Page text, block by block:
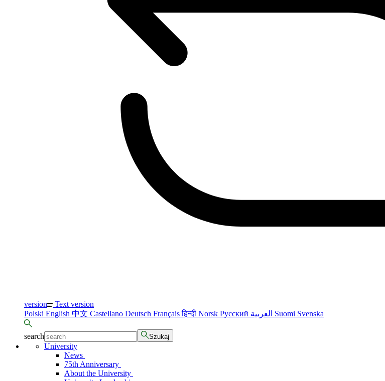
version Text version
Polski English 中文 Castellano Deutsch Françaisहिन्दी Norsk Русский Suomi Svenska
search Szukaj
University
News
75th Anniversary
About the University